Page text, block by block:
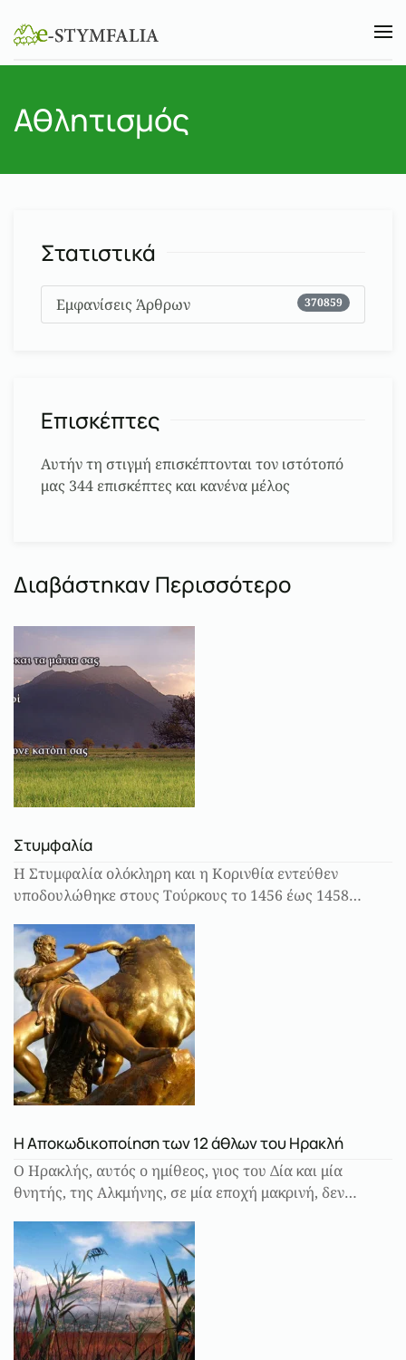
Αθλητισμός
Στατιστικά
Εμφανίσεις Άρθρων 370859
Επισκέπτες
Αυτήν τη στιγμή επισκέπτονται τον ιστότοπό
μας 344 επισκέπτες και κανένα μέλος
Διαβάστηκαν Περισσότερο
Στυμφαλία
Η Στυμφαλία ολόκληρη και η Κορινθία εντεύθεν
υποδουλώθηκε στους Τούρκους το 1456 έως 1458…
Η Αποκωδικοποίηση των 12 άθλων του Ηρακλή
Ο Ηρακλής, αυτός ο ημίθεος, γιος του Δία και μία
θνητής, της Αλκμήνης, σε μία εποχή μακρινή, δεν…